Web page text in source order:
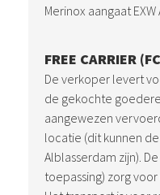
Merinox aangaat
FREE CARRIER
De verkoper levert
de gekochte
aangewezen
locatie (dit kunnen
Alblasserdam zijn).
toepassing) zorg